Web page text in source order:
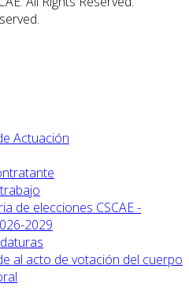
Actuación
de elecciones CSCAE -
2029
al acto de votación del cuerpo